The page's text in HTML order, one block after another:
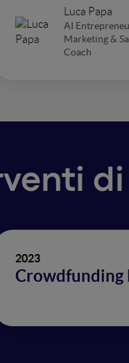
Luca Papa
AI
Marketing &
Coach
2023
Crowdfunding